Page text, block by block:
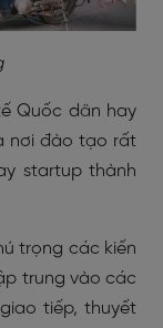
Quốc dân hay
nơi đào tạo rất
startup thành
trọng các kiến
trung vào các
tiếp, thuyết